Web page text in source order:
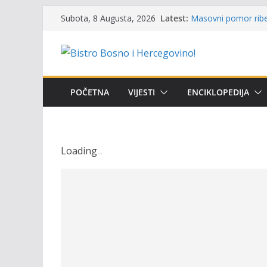
Skip
content
Subota, 8 Augusta, 2026 Latest:
Održan 15.
osvojili prelazni
prikazuje stanje na
Satnica 7. i 8. kola
Obavještenje
osobe sa
POČETNA VIJESTI ENCIKLOPEDIJA
Loading...